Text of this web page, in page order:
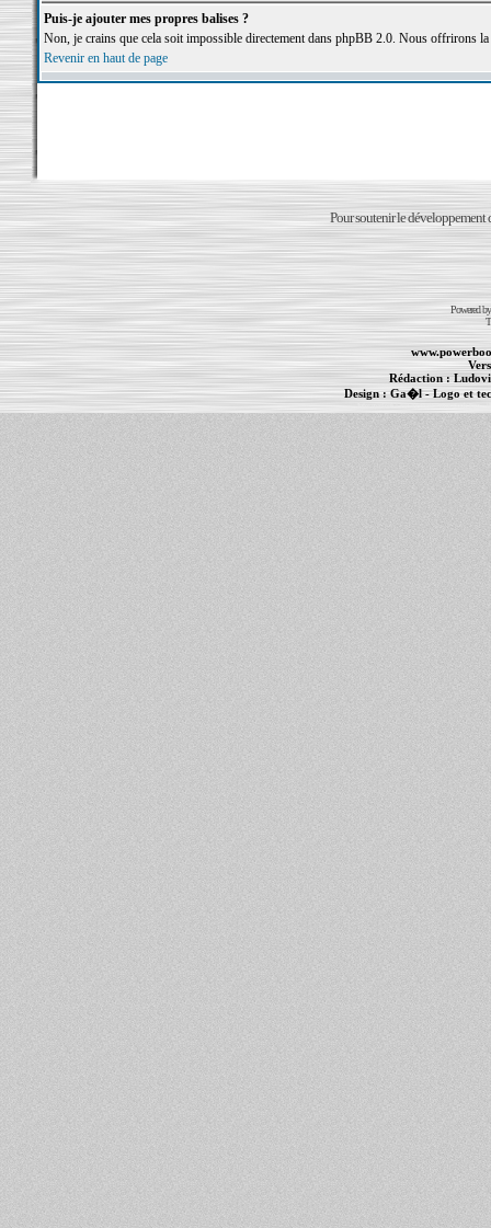
Puis-je ajouter mes propres balises ?
Non, je crains que cela soit impossible directement dans phpBB 2.0. Nous offrirons
Revenir en haut de page
Pour soutenir le développement
Powered
Rédaction :
Design :Ga�l- Logo et
- MacBook Pro